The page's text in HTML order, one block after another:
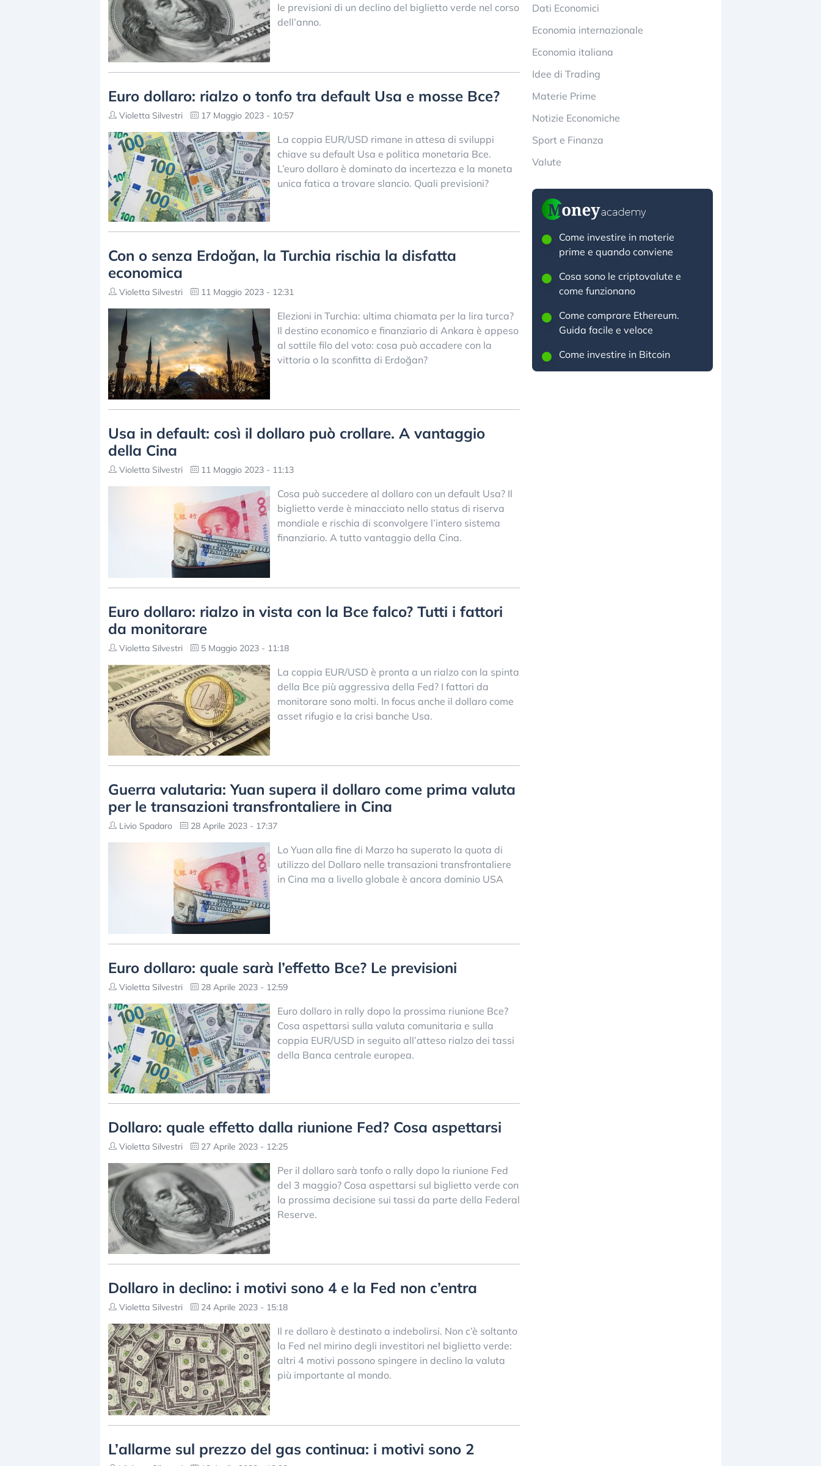
le previsioni di un declino del biglietto verde nel corso
dell’anno.
Euro dollaro: rialzo o tonfo tra default Usa e mosse Bce?
Violetta Silvestri 17 Maggio 2023 - 10:57
La coppia EUR/USD rimane in attesa di sviluppi
chiave su default Usa e politica monetaria Bce.
L’euro dollaro è dominato da incertezza e la moneta
unica fatica a trovare slancio. Quali previsioni?
Con o senza Erdoğan, la Turchia rischia la disfatta
economica
Violetta Silvestri 11 Maggio 2023 - 12:31
Elezioni in Turchia: ultima chiamata per la lira turca?
Il destino economico e finanziario di Ankara è appeso
al sottile filo del voto: cosa può accadere con la
vittoria o la sconfitta di Erdoğan?
Usa in default: così il dollaro può crollare. A vantaggio
della Cina
Violetta Silvestri 11 Maggio 2023 - 11:13
Cosa può succedere al dollaro con un default Usa? Il
biglietto verde è minacciato nello status di riserva
mondiale e rischia di sconvolgere l’intero sistema
finanziario. A tutto vantaggio della Cina.
Euro dollaro: rialzo in vista con la Bce falco? Tutti i fattori
da monitorare
Violetta Silvestri 5 Maggio 2023 - 11:18
La coppia EUR/USD è pronta a un rialzo con la spinta
della Bce più aggressiva della Fed? I fattori da
monitorare sono molti. In focus anche il dollaro come
asset rifugio e la crisi banche Usa.
Guerra valutaria: Yuan supera il dollaro come prima valuta
per le transazioni transfrontaliere in Cina
Livio Spadaro 28 Aprile 2023 - 17:37
Lo Yuan alla fine di Marzo ha superato la quota di
utilizzo del Dollaro nelle transazioni transfrontaliere
in Cina ma a livello globale è ancora dominio USA
Euro dollaro: quale sarà l’effetto Bce? Le previsioni
Violetta Silvestri 28 Aprile 2023 - 12:59
Euro dollaro in rally dopo la prossima riunione Bce?
Cosa aspettarsi sulla valuta comunitaria e sulla
coppia EUR/USD in seguito all’atteso rialzo dei tassi
della Banca centrale europea.
Dollaro: quale effetto dalla riunione Fed? Cosa aspettarsi
Violetta Silvestri 27 Aprile 2023 - 12:25
Per il dollaro sarà tonfo o rally dopo la riunione Fed
del 3 maggio? Cosa aspettarsi sul biglietto verde con
la prossima decisione sui tassi da parte della Federal
Reserve.
Dollaro in declino: i motivi sono 4 e la Fed non c’entra
Violetta Silvestri 24 Aprile 2023 - 15:18
Il re dollaro è destinato a indebolirsi. Non c’è soltanto
la Fed nel mirino degli investitori nel biglietto verde:
altri 4 motivi possono spingere in declino la valuta
più importante al mondo.
L’allarme sul prezzo del gas continua: i motivi sono 2
Dati Economici
Economia internazionale
Economia italiana
Idee di Trading
Materie Prime
Notizie Economiche
Sport e Finanza
Valute
Come investire in materie
prime e quando conviene
Cosa sono le criptovalute e
come funzionano
Come comprare Ethereum.
Guida facile e veloce
Come investire in Bitcoin